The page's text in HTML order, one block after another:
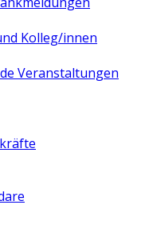
Kolleg/innen
Veranstaltungen